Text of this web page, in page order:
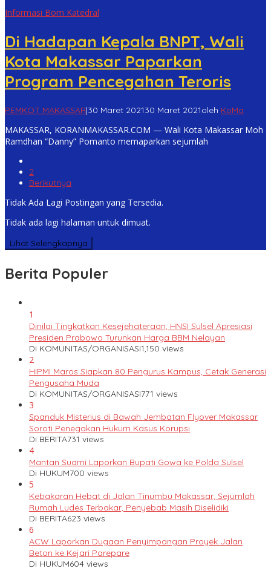
Informasi Bom Katedral
Di Hadapan Kepala BNPT, Wali
Kota Makassar Paparkan
Program Pencegahan Teroris
PEMKOT MAKASSAR|30 Maret 202130 Maret 2021oleh KoMa
MAKASSAR, KORANMAKASSAR.COM — Wali Kota Makassar Moh
Ramdhan “Danny” Pomanto memaparkan sejumlah
2
Berikutnya
Tidak Ada Lagi Postingan yang Tersedia.
Tidak ada lagi halaman untuk dimuat.
Lihat Selengkapnya
Berita Populer
1
Dinilai Tingkatkan Kesejehateraan, HNSI Sulsel Apresiasi
Presiden Prabowo Turunkan Harga BBM Nelayan
Di KOMUNITAS/ORGANISASI1,150 views
2
HIPMI Maros Siapkan 80 Pengurus Kampus, Cetak Generasi
Pengusaha Muda
Di KOMUNITAS/ORGANISASI771 views
3
Spanduk Misterius di Bawah Jembatan Flyover Makassar
Soroti Penegakan Hukum Kasus Korupsi
Di BERITA731 views
4
Mantan Suami Laporkan Bupati Gowa ke Polda Sulsel
Di HUKUM700 views
5
Kebakaran Hebat di Jalan Tinumbu Makassar, Sejumlah
Rumah Ludes Terbakar, Penyebab Masih Diselidiki
Di BERITA623 views
6
ACW Laporkan Dugaan Penyimpangan Proyek Jalan
Beton ke Kejari Parepare
Di HUKUM604 views